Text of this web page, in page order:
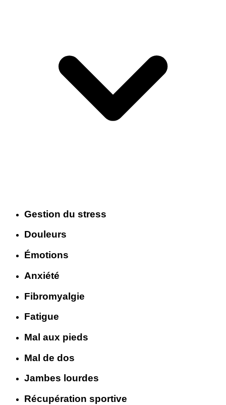
Gestion du stress
Douleurs
Émotions
Anxiété
Fibromyalgie
Fatigue
Mal aux pieds
Mal de dos
Jambes lourdes
Récupération sportive